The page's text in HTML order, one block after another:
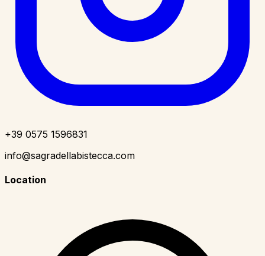
+39 0575 1596831
info@sagradellabistecca.com
Location